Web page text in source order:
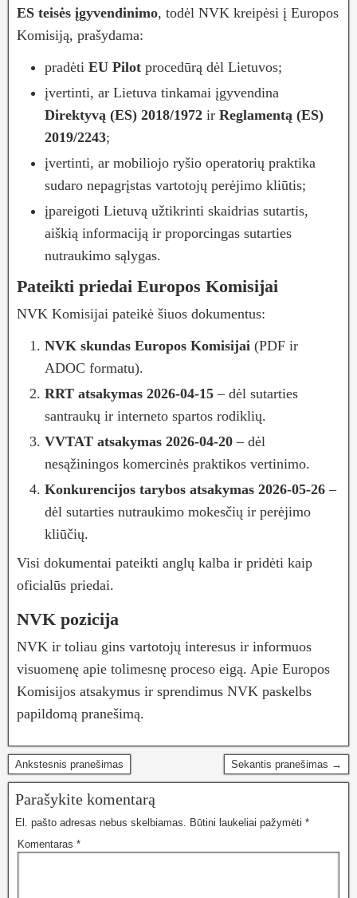
ES teisės įgyvendinimo, todėl NVK kreipėsi į Europos
Komisiją, prašydama:
pradėti EU Pilot procedūrą dėl Lietuvos;
įvertinti, ar Lietuva tinkamai įgyvendina
Direktyvą (ES) 2018/1972 ir Reglamentą (ES)
2019/2243;
įvertinti, ar mobiliojo ryšio operatorių praktika
sudaro nepagrįstas vartotojų perėjimo kliūtis;
įpareigoti Lietuvą užtikrinti skaidrias sutartis,
aiškią informaciją ir proporcingas sutarties
nutraukimo sąlygas.
Pateikti priedai Europos Komisijai
NVK Komisijai pateikė šiuos dokumentus:
NVK skundas Europos Komisijai (PDF ir
ADOC formatu).
RRT atsakymas 2026-04-15 – dėl sutarties
santraukų ir interneto spartos rodiklių.
VVTAT atsakymas 2026-04-20 – dėl
nesąžiningos komercinės praktikos vertinimo.
Konkurencijos tarybos atsakymas 2026-05-26 –
dėl sutarties nutraukimo mokesčių ir perėjimo
kliūčių.
Visi dokumentai pateikti anglų kalba ir pridėti kaip
oficialūs priedai.
NVK pozicija
NVK ir toliau gins vartotojų interesus ir informuos
visuomenę apie tolimesnę proceso eigą. Apie Europos
Komisijos atsakymus ir sprendimus NVK paskelbs
papildomą pranešimą.
Ankstesnis pranešimas Sekantis pranešimas →
Parašykite komentarą
El. pašto adresas nebus skelbiamas. Būtini laukeliai pažymėti *
Komentaras *